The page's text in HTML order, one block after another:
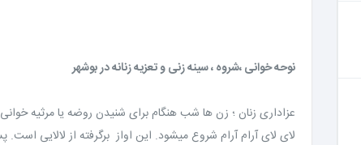
نوحه خوانی ،شروه ، سینه زنی و تعزیه زنانه در بوشهر
عزاداری زنان ؛ زن ها شب هنگام برای شنیدن روضه یا مرثیه
لای لای آرام آرام شروع میشود. این اواز برگرفته از لالایی